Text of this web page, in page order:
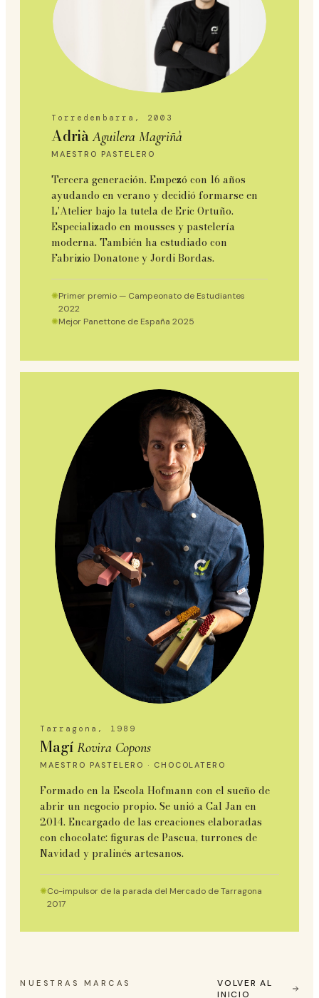
Torredembarra, 2003
Adrià Aguilera Magriñà
MAESTRO PASTELERO
Tercera generación. Empezó con 16 años
ayudando en verano y decidió formarse en
L'Atelier bajo la tutela de Eric Ortuño.
Especializado en mousses y pastelería
moderna. También ha estudiado con
Fabrizio Donatone y Jordi Bordas.
✺Primer premio — Campeonato de Estudiantes
2022
✺Mejor Panettone de España 2025
Tarragona, 1989
Magí Rovira Copons
MAESTRO PASTELERO · CHOCOLATERO
Formado en la Escola Hofmann con el sueño de
abrir un negocio propio. Se unió a Cal Jan en
2014. Encargado de las creaciones elaboradas
con chocolate: figuras de Pascua, turrones de
Navidad y pralinés artesanos.
✺Co-impulsor de la parada del Mercado de Tarragona
2017
NUESTRAS MARCAS
VOLVER AL
INICIO